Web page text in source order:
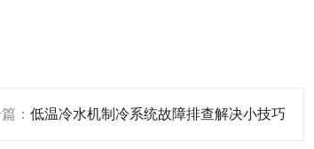
： 低温冷水机制冷系统故障排查解决小技巧